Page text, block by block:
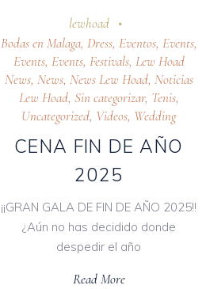
lewhoad
Bodas en Malaga, Dress, Eventos, Events,
Events, Events, Festivals, Lew Hoad
News, News, News Lew Hoad, Noticias
Lew Hoad, Sin categorizar, Tenis,
Uncategorized, Videos, Wedding
CENA FIN DE AÑO
2025
¡¡GRAN GALA DE FIN DE AÑO 2025!!
¿Aún no has decidido donde
despedir el año
Read More